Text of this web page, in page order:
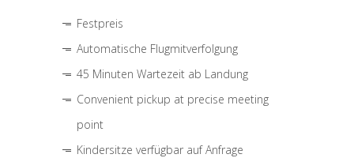
Festpreis
Automatische Flugmitverfolgung
45 Minuten Wartezeit ab Landung
Convenient pickup at precise meeting
point
Kindersitze verfügbar auf Anfrage